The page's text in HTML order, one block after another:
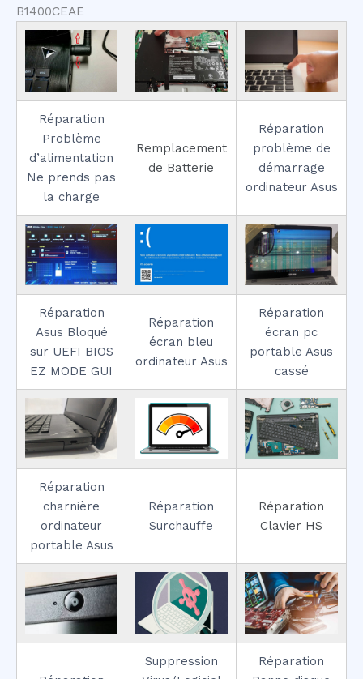
B1400CEAE
Réparation
Problème
d’alimentation
Ne prends pas
la charge
Remplacement
de Batterie
Réparation
problème de
démarrage
ordinateur Asus
Réparation
Asus Bloqué
sur UEFI BIOS
EZ MODE GUI
Réparation
écran bleu
ordinateur Asus
Réparation
écran pc
portable Asus
cassé
Réparation
charnière
ordinateur
portable Asus
Réparation
Surchauffe
Réparation
Clavier HS
Suppression
Réparation